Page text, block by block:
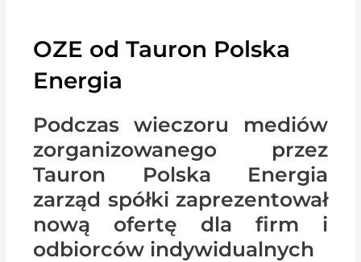
OZE od Tauron Polska
Energia
Podczas wieczoru mediów
zorganizowanego przez
Tauron Polska Energia
zarząd spółki zaprezentował
nową ofertę dla firm i
odbiorców indywidualnych